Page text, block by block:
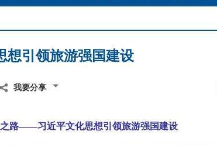
想引领旅游强国建设
我要分享
路——习近平文化思想引领旅游强国建设